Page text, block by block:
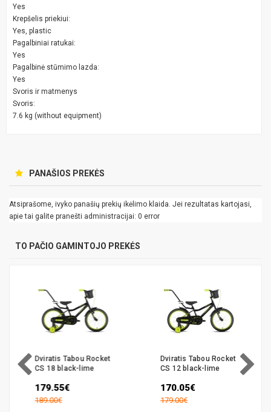
Yes
Krepšelis priekiui:
Yes, plastic
Pagalbiniai ratukai:
Yes
Pagalbinė stūmimo lazda:
Yes
Svoris ir matmenys
Svoris:
7.6 kg (without equipment)
PANAŠIOS PREKĖS
Atsiprašome, ivyko panašių prekių ikėlimo klaida. Jei rezultatas kartojasi,
apie tai galite pranešti administracijai: 0 error
TO PAČIO GAMINTOJO PREKĖS
Dviratis Tabou Rocket
CS 18 black-lime
179.55€
189.00€
Dviratis Tabou Rocket
CS 12 black-lime
170.05€
179.00€